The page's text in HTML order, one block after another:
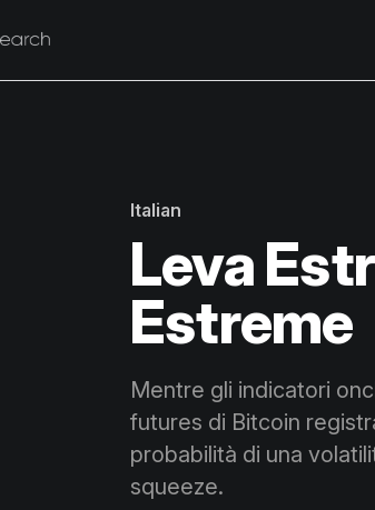
Italian
Leva
Estreme
Mentre gli indicatori
futures di Bitcoin
probabilità di una
squeeze.